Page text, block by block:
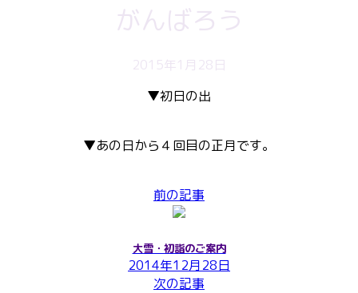
がんばろう
2015年1月28日
▼初日の出
▼あの日から４回目の正月です。
前の記事
大雪・初詣のご案内
2014年12月28日
次の記事